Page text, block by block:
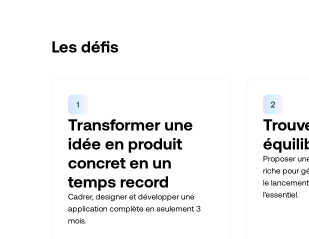
Les défis
Transformer une
idée en produit
concret en un
temps record
Cadrer, designer et développer une
application complète en seulement 3
mois.
Proposer
riche pour
le
l’essentiel.